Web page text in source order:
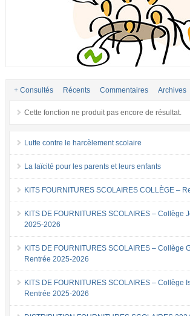
+ Consultés Récents Commentaires Archives
Cette fonction ne produit pas encore de résultat.
Lutte contre le harcèlement scolaire
La laïcité pour les parents et leurs enfants
KITS FOURNITURES SCOLAIRES COLLÈGE –
KITS DE FOURNITURES SCOLAIRES – Collège
2025-2026
KITS DE FOURNITURES SCOLAIRES – Collège
Rentrée 2025-2026
KITS DE FOURNITURES SCOLAIRES – Collège
Rentrée 2025-2026